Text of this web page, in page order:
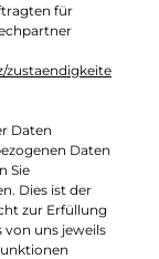
für
zustaendigkeite
Daten
Daten
Sie
Dies ist der
zur Erfüllung
von uns jeweils